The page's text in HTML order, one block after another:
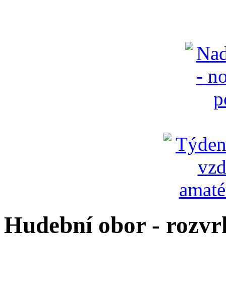
Hudební obor -